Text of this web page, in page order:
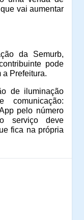
vai aumentar
da Semurb,
pode
a Prefeitura.
de iluminação
pelo número
serviço deve
fica na própria